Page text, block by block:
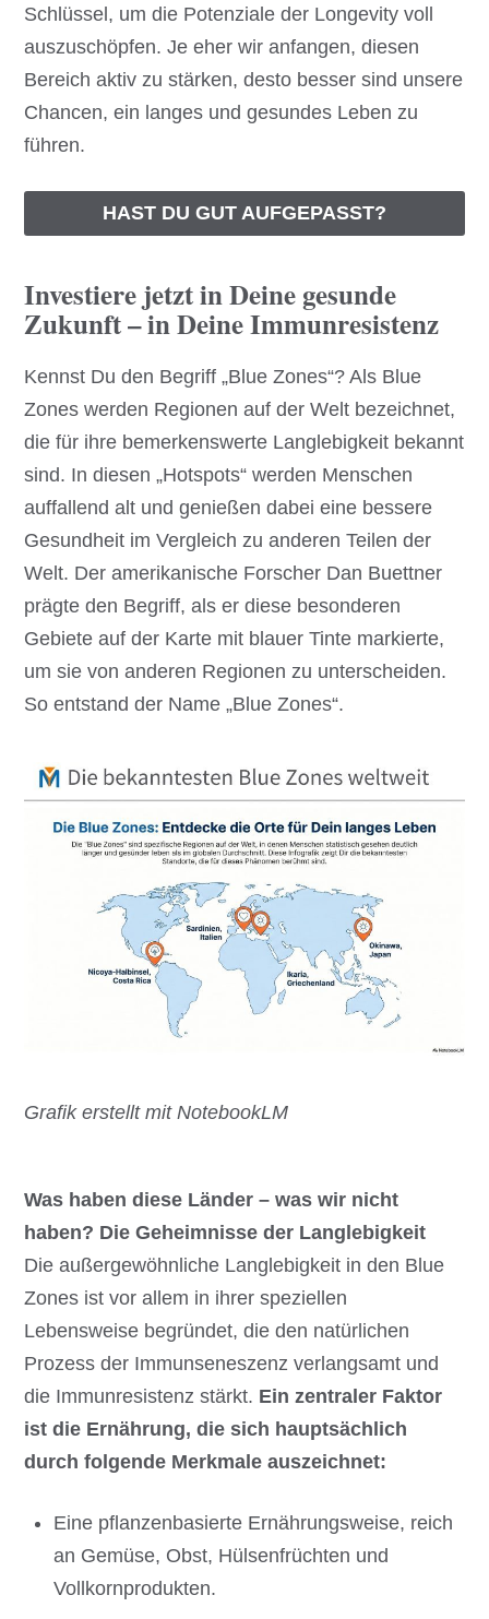
Schlüssel, um die Potenziale der Longevity voll
auszuschöpfen. Je eher wir anfangen, diesen
Bereich aktiv zu stärken, desto besser sind unsere
Chancen, ein langes und gesundes Leben zu
führen.
HAST DU GUT AUFGEPASST?
Investiere jetzt in Deine gesunde
Zukunft – in Deine Immunresistenz
Kennst Du den Begriff „Blue Zones“? Als Blue
Zones werden Regionen auf der Welt bezeichnet,
die für ihre bemerkenswerte Langlebigkeit bekannt
sind. In diesen „Hotspots“ werden Menschen
auffallend alt und genießen dabei eine bessere
Gesundheit im Vergleich zu anderen Teilen der
Welt. Der amerikanische Forscher Dan Buettner
prägte den Begriff, als er diese besonderen
Gebiete auf der Karte mit blauer Tinte markierte,
um sie von anderen Regionen zu unterscheiden.
So entstand der Name „Blue Zones“.
Grafik erstellt mit NotebookLM
Was haben diese Länder – was wir nicht
haben? Die Geheimnisse der Langlebigkeit
Die außergewöhnliche Langlebigkeit in den Blue
Zones ist vor allem in ihrer speziellen
Lebensweise begründet, die den natürlichen
Prozess der Immunseneszenz verlangsamt und
die Immunresistenz stärkt. Ein zentraler Faktor
ist die Ernährung, die sich hauptsächlich
durch folgende Merkmale auszeichnet:
Eine pflanzenbasierte Ernährungsweise, reich
an Gemüse, Obst, Hülsenfrüchten und
Vollkornprodukten.